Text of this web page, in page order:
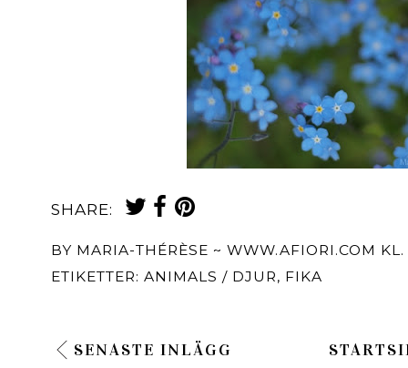
SHARE:
BY MARIA-THÉRÈSE ~ WWW.AFIORI.COM KL.
ETIKETTER: ANIMALS / DJUR, FIKA
SENASTE INLÄGG